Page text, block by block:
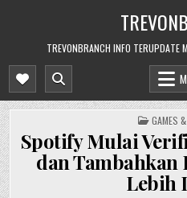
TREVONBRANCH INFO TERUPDATE
POSTED
IN
GAMES
Spotify Mulai
dan
Lebih